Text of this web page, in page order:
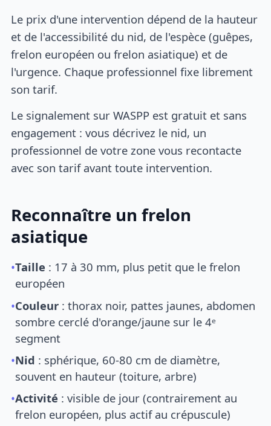
Le prix d'une intervention dépend de la hauteur
et de l'accessibilité du nid, de l'espèce (guêpes,
frelon européen ou frelon asiatique) et de
l'urgence. Chaque professionnel fixe librement
son tarif.
Le signalement sur WASPP est gratuit et sans
engagement : vous décrivez le nid, un
professionnel de votre zone vous recontacte
avec son tarif avant toute intervention.
Reconnaître un frelon
asiatique
•Taille : 17 à 30 mm, plus petit que le frelon
européen
•Couleur : thorax noir, pattes jaunes, abdomen
sombre cerclé d'orange/jaune sur le 4ᵉ
segment
•Nid : sphérique, 60-80 cm de diamètre,
souvent en hauteur (toiture, arbre)
•Activité : visible de jour (contrairement au
frelon européen, plus actif au crépuscule)